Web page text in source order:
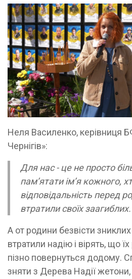
Неля Василенко, керівниця
Чернігів»:
Для нас - це не просто
пам’ятати ім’я кожного,
відповідальність перед
втратили своїх заагиблих.
А от родини безвісти
втратили надію і вірять, що їх
пізно повернуться додому.
зняти з Дерева Надії жетони,